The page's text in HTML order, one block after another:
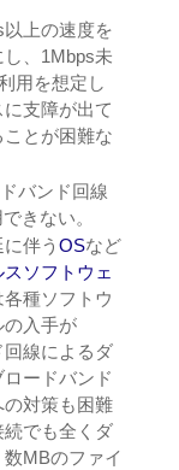
上の速度を
、1Mbps未
用を想定し
支障が出て
とが困難な
バンド回線
きない。
伴う OSなど
ソフトウェ
種ソフトウ
入手が
線によるダ
ードバンド
対策も困難
でも全くダ
MBのファイ